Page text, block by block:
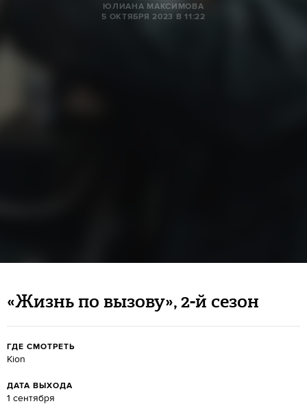
ЮЛИАНА МАКСИМОВА
5 ОКТЯБРЯ 2023 В 11:22
«Жизнь по вызову», 2-й сезон
ГДЕ СМОТРЕТЬ
Kion
ДАТА ВЫХОДА
1 сентября